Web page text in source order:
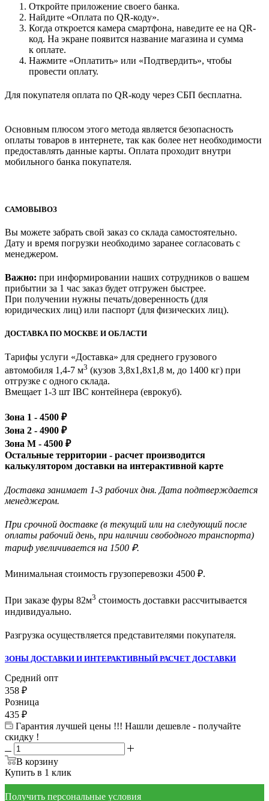
Откройте приложение своего банка.
Найдите «Оплата по QR-коду».
Когда откроется камера смартфона, наведите ее на QR-
код. На экране появится название магазина и сумма
к оплате.
Нажмите «Оплатить» или «Подтвердить», чтобы
провести оплату.
Для покупателя оплата по QR-коду через СБП бесплатна.
Основным плюсом этого метода является безопасность
оплаты товаров в интернете, так как более нет необходимости
предоставлять данные карты. Оплата проходит внутри
мобильного банка покупателя.
САМОВЫВОЗ
Вы можете забрать свой заказ со склада самостоятельно.
Дату и время погрузки необходимо заранее согласовать с
менеджером.
Важно: при информировании наших сотрудников о вашем
прибытии за 1 час заказ будет отгружен быстрее.
При получении нужны печать/доверенность (для
юридических лиц) или паспорт (для физических лиц).
ДОСТАВКА ПО МОСКВЕ И ОБЛАСТИ
Тарифы услуги «Доставка» для среднего грузового
автомобиля 1,4-7 м3 (кузов 3,8x1,8x1,8 м, до 1400 кг) при
отгрузке с одного склада.
Вмещает 1-3 шт IBC контейнера (еврокуб).
Зона 1 - 4500 ₽
Зона 2 - 4900 ₽
Зона М - 4500 ₽
Остальные территории - расчет производится
калькулятором доставки на интерактивной карте
Доставка занимает 1-3 рабочих дня. Дата подтверждается
менеджером.
При срочной доставке (в текущий или на следующий после
оплаты рабочий день, при наличии свободного транспорта)
тариф увеличивается на 1500 ₽.
Минимальная стоимость грузоперевозки 4500 ₽.
При заказе фуры 82м3 стоимость доставки рассчитывается
индивидуально.
Разгрузка осуществляется представителями покупателя.
ЗОНЫ ДОСТАВКИ И ИНТЕРАКТИВНЫЙ РАСЧЕТ ДОСТАВКИ
Средний опт
358 ₽
Розница
435 ₽
Гарантия лучшей цены !!! Нашли дешевле - получайте
скидку !
В корзину
Купить в 1 клик
Получить персональные условия